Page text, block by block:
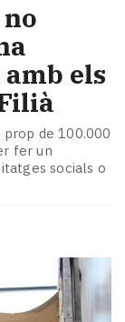
els
prop de 100.000
fer un
socials o